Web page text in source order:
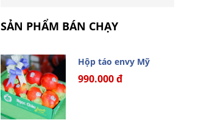
SẢN PHẨM BÁN CHẠY
Hộp táo envy Mỹ
990.000 đ